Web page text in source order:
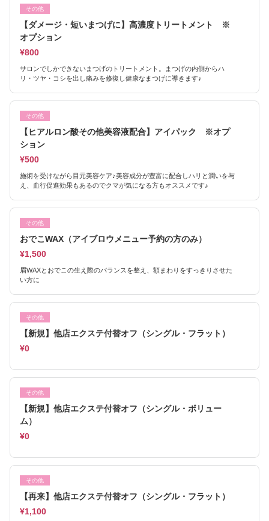
その他
【ダメージ・短いまつげに】高濃度トリートメント ※
オプション
¥800
サロンでしかできないまつげのトリートメント。まつげの内側からハ
リ・ツヤ・コシを出し痛みを修復し健康なまつげに導きます♪
その他
【ヒアルロン酸その他美容液配合】アイパック ※オプ
ション
¥500
施術を受けながら目元美容ケア♪美容成分が豊富に配合しハリと潤いを与
え、血行促進効果もあるのでクマが気になる方もオススメです♪
その他
おでこWAX（アイブロウメニュー予約の方のみ）
¥1,500
眉WAXとおでこの生え際のバランスを整え、額まわりをすっきりさせた
い方に
その他
【新規】他店エクステ付替オフ（シングル・フラット）
¥0
その他
【新規】他店エクステ付替オフ（シングル・ボリュー
ム）
¥0
その他
【再来】他店エクステ付替オフ（シングル・フラット）
¥1,100